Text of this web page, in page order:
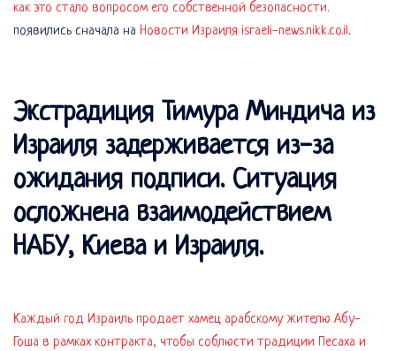
как это стало вопросом его собственной безопасности.
появились сначала на Новости Израиля israeli-news.nikk.co.il.
Экстрадиция Тимура Миндича из
Израиля задерживается из-за
ожидания подписи. Ситуация
осложнена взаимодействием
НАБУ, Киева и Израиля.
Каждый год Израиль продает хамец арабскому жителю Абу-
Гоша в рамках контракта, чтобы соблюсти традиции Песаха и